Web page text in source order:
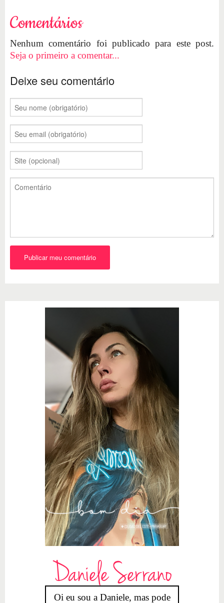
Comentários
Nenhum comentário foi publicado para este post.
Seja o primeiro a comentar...
Deixe seu comentário
Daniele Serrano
Oi eu sou a Daniele, mas pode